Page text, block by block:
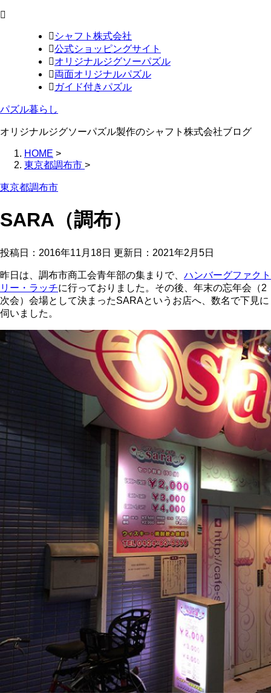
シャフト株式会社
公式ショッピングサイト
オリジナルジグソーパズル
両面オリジナルパズル
ガイド付きパズル
パズル暮らし
オリジナルジグソーパズル製作のシャフト株式会社ブログ
HOME >
東京都調布市 >
東京都調布市
SARA（調布）
投稿日：2016年11月18日 更新日： 2021年2月5日
昨日は、調布市商工会青年部の集まりで、 ハンバーグファクト
リー・ラッチに行っておりました。その後、年末の忘年会（2
次会）会場として決まったSARAというお店へ、数名で下見に
伺いました。